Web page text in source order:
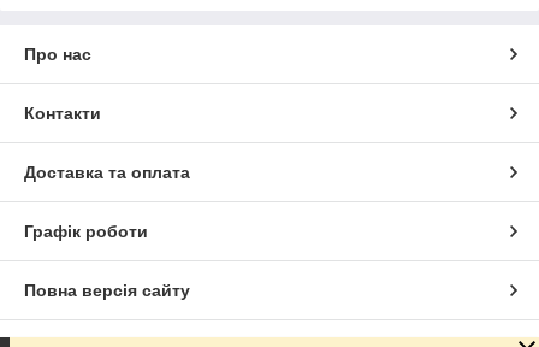
Про нас
Контакти
Доставка та оплата
Графік роботи
Повна версія сайту